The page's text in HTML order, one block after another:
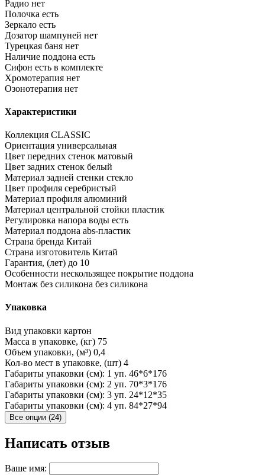
Радио нет
Полочка есть
Зеркало есть
Дозатор шампуней нет
Турецкая баня нет
Наличие поддона есть
Сифон есть в комплекте
Хромотерапия нет
Озонотерапия нет
Характеристики
Коллекция CLASSIC
Ориентация универсальная
Цвет передних стенок матовый
Цвет задних стенок белый
Материал задней стенки стекло
Цвет профиля серебристый
Материал профиля алюминий
Материал центральной стойки пластик
Регулировка напора воды есть
Материал поддона abs-пластик
Страна бренда Китай
Страна изготовитель Китай
Гарантия, (лет) до 10
Особенности нескользящее покрытие поддона
Монтаж без силикона без силикона
Упаковка
Вид упаковки картон
Масса в упаковке, (кг) 75
Объем упаковки, (м³) 0,4
Кол-во мест в упаковке, (шт) 4
Габариты упаковки (см): 1 уп. 46*6*176
Габариты упаковки (см): 2 уп. 70*3*176
Габариты упаковки (см): 3 уп. 24*12*35
Габариты упаковки (см): 4 уп. 84*27*94
Все опции (24)
Написать отзыв
Ваше имя: